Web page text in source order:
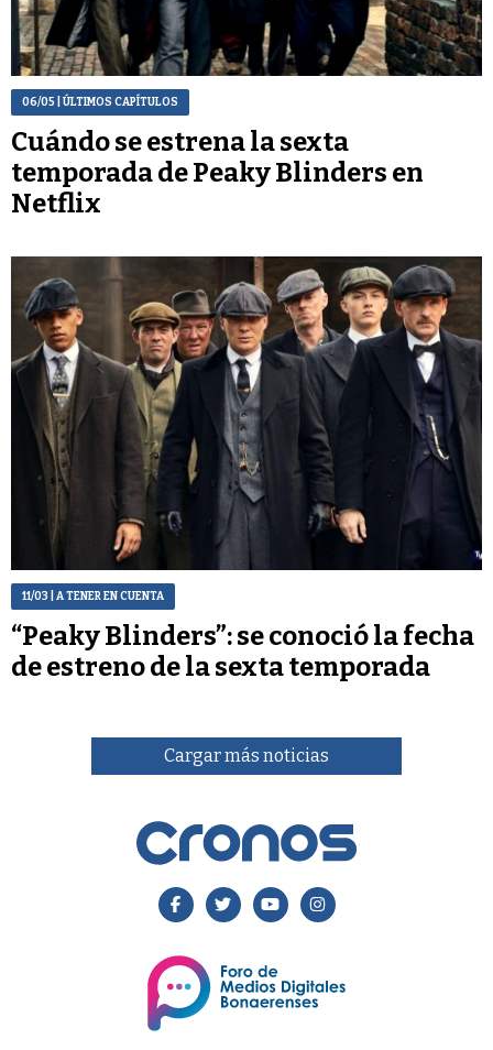
06/05 | ÚLTIMOS CAPÍTULOS
Cuándo se estrena la sexta
temporada de Peaky Blinders en
Netflix
11/03 | A TENER EN CUENTA
“Peaky Blinders”: se conoció la fecha
de estreno de la sexta temporada
Cargar más noticias